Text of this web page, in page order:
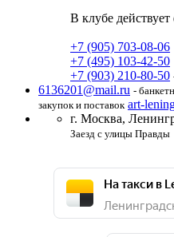
В клубе
+7 (905) 703-08-06
+7 (495) 103-42-50
+7 (903) 210-80-50
6136201@mail.ru -
закупок и поставок art-
г. Москва,
Заезд с улицы Правды
На такси в